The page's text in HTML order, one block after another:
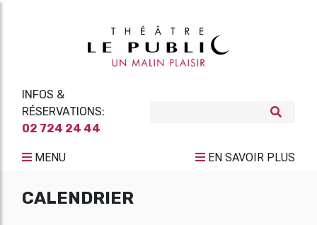
INFOS &
RÉSERVATIONS:
02 724 24 44
MENU EN SAVOIR PLUS
CALENDRIER